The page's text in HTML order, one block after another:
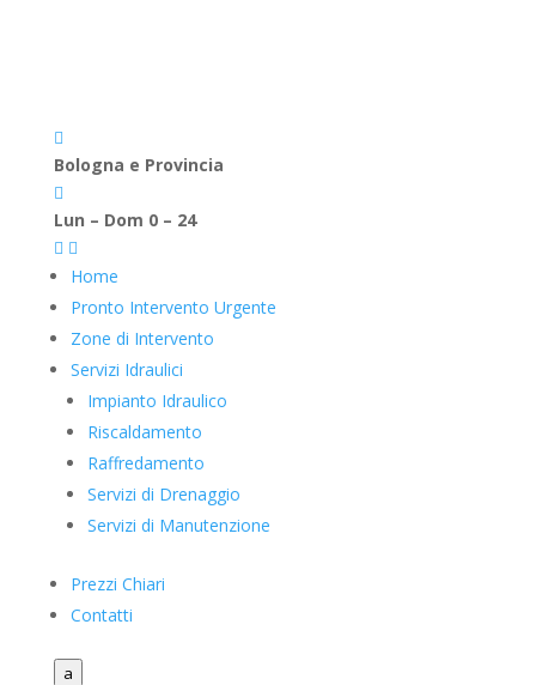

Bologna e Provincia

Lun – Dom 0 – 24
 
Home
Pronto Intervento Urgente
Zone di Intervento
Servizi Idraulici
Impianto Idraulico
Riscaldamento
Raffredamento
Servizi di Drenaggio
Servizi di Manutenzione
Prezzi Chiari
Contatti
a